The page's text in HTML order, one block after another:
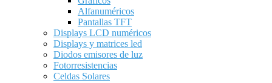
Alfanuméricos
Pantallas TFT
Displays LCD numéricos
Displays y matrices led
Diodos emisores de luz
Fotorresistencias
Celdas Solares